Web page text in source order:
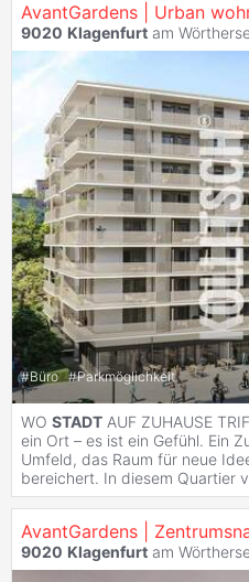
AvantGardens | Urban
9020 Klagenfurt am
#Büro #Parkmöglichkeit
WO STADT AUF ZUHAUSE
ein Ort – es ist ein Gefühl. Ein
Umfeld, das Raum für neue
bereichert. In diesem Quartier
AvantGardens |
9020 Klagenfurt am